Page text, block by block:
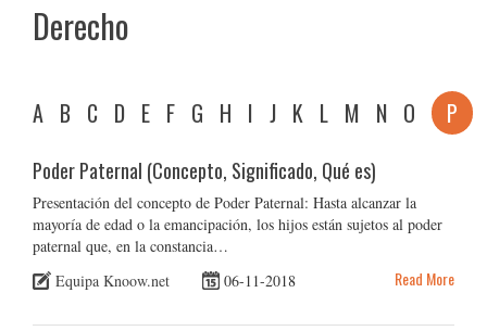
Derecho
A B C D E F G H I J K L M N O P
Poder Paternal (Concepto, Significado, Qué es)
Presentación del concepto de Poder Paternal: Hasta alcanzar la
mayoría de edad o la emancipación, los hijos están sujetos al poder
paternal que, en la constancia…
Equipa Knoow.net
06-11-2018 Read More